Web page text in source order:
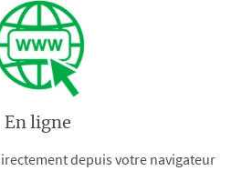
En ligne
depuis votre navigateur